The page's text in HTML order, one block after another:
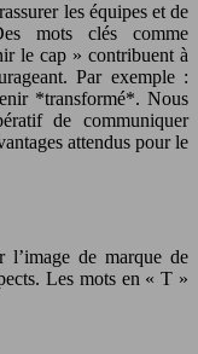
les équipes et de
mots clés comme
le cap » contribuent à
Par exemple :
*transformé*. Nous
de communiquer
attendus pour le
l’image de marque de
Les mots en « T »